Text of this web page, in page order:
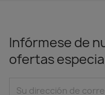
Infórmese de
ofertas